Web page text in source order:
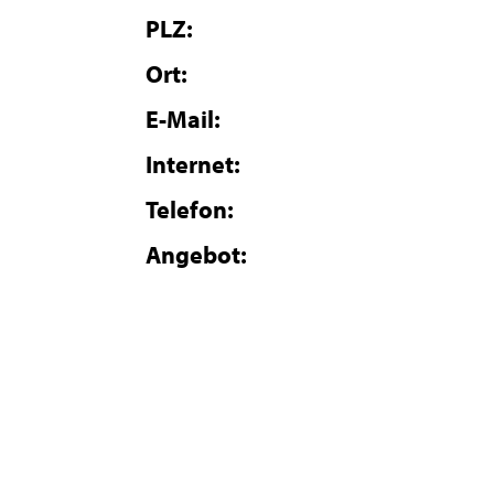
PLZ:
Ort:
E-Mail:
Internet:
Telefon:
Angebot: